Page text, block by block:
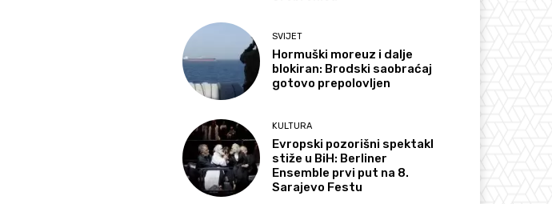
SVIJET
Hormuški moreuz i dalje
blokiran: Brodski saobraćaj
gotovo prepolovljen
KULTURA
Evropski pozorišni spektakl
stiže u BiH: Berliner
Ensemble prvi put na 8.
Sarajevo Festu